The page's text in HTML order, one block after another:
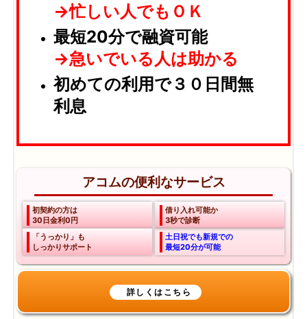
→忙しい人でもＯＫ
最短20分で融資可能
→急いでいる人は助かる
初めての利用で３０日間無
利息
アコムの便利なサービス
初契約の方は
30日金利0円
借り入れ可能か
3秒で診断
「うっかり」も
しっかりサポート
土日祝でも新規での
最短20分が可能